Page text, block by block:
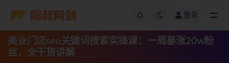
登录
美业门店seo关键词搜索实操课：一周暴涨20w粉
丝，全干货讲解